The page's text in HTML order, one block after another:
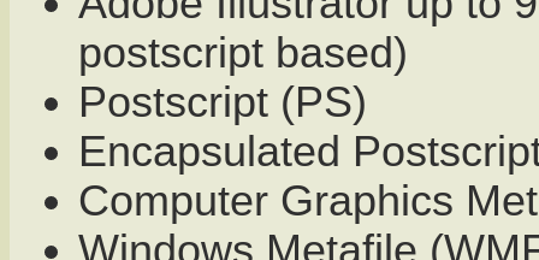
postscript based)
Postscript (PS)
Encapsulated
Computer Graphics